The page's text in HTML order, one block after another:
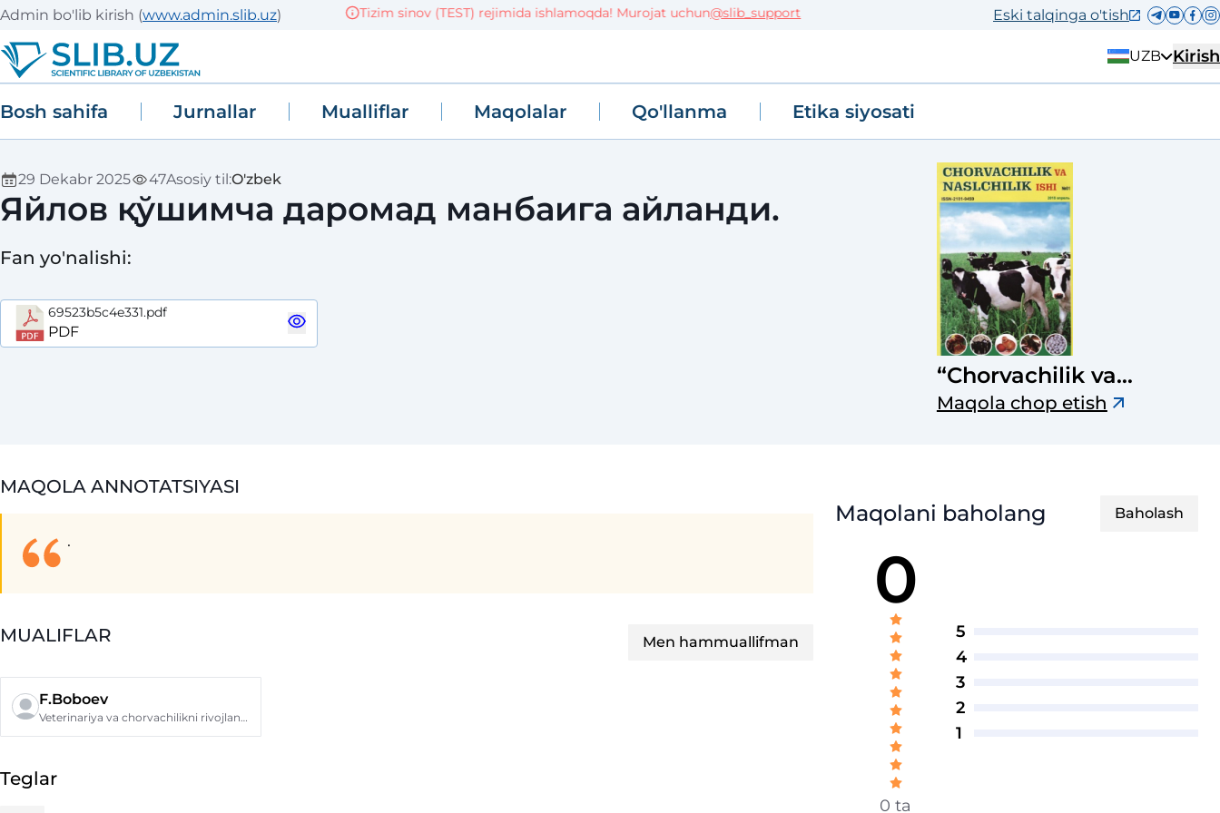
Admin bo'lib kirish (www.admin.slib.uz) Tizim sinov (TEST) rejimida ishlamoqda! Murojat uchun@slib_support Eski talqinga o'tish
UZB Kirish
Bosh sahifa Jurnallar Mualliflar Maqolalar Qo'llanma Etika siyosati
29 Dekabr 2025 47Asosiy til:O'zbek
Яйлов қўшимча даромад манбаига айланди.
Fan yo'nalishi:
69523b5c4e331.pdf
PDF
“Chorvachilik va
naslchilik ishi”
Maqola chop etish
MAQOLA ANNOTATSIYASI
.
MUALIFLAR Men hammuallifman
F.Boboev
Veterinariya va chorvachilikni rivojlantirish qoʼmitasi
Teglar
Maqolani baholang Baholash
0
0 ta
5
4
3
2
1